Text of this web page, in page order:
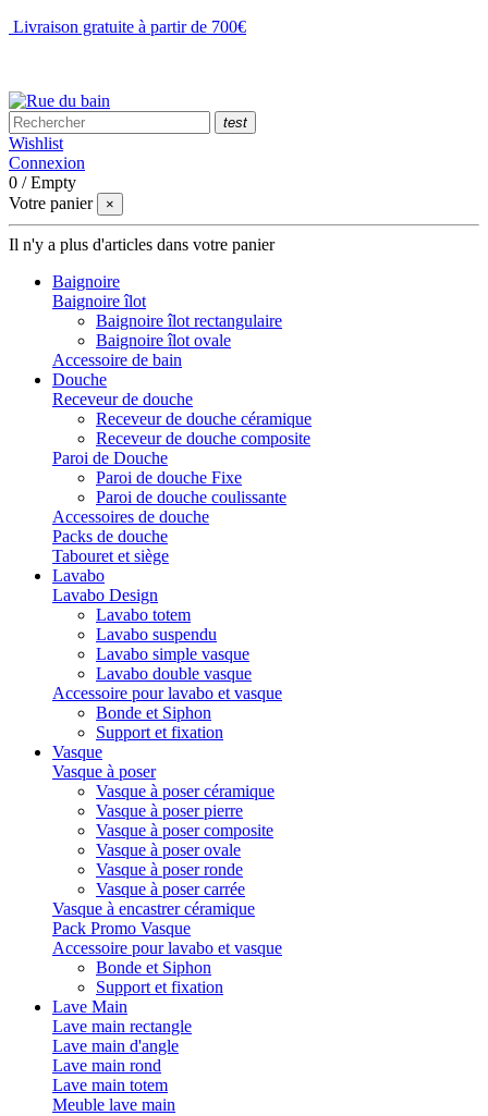
Livraison gratuite à partir de 700€
test
Wishlist
Connexion
0 /Empty
Votre panier
×
Il n'y a plus d'articles dans votre panier
Baignoire
Baignoire îlot
Baignoire îlot rectangulaire
Baignoire îlot ovale
Accessoire de bain
Douche
Receveur de douche
Receveur de douche céramique
Receveur de douche composite
Paroi de Douche
Paroi de douche Fixe
Paroi de douche coulissante
Accessoires de douche
Packs de douche
Tabouret et siège
Lavabo
Lavabo Design
Lavabo totem
Lavabo suspendu
Lavabo simple vasque
Lavabo double vasque
Accessoire pour lavabo et vasque
Bonde et Siphon
Support et fixation
Vasque
Vasque à poser
Vasque à poser céramique
Vasque à poser pierre
Vasque à poser composite
Vasque à poser ovale
Vasque à poser ronde
Vasque à poser carrée
Vasque à encastrer céramique
Pack Promo Vasque
Accessoire pour lavabo et vasque
Bonde et Siphon
Support et fixation
Lave Main
Lave main rectangle
Lave main d'angle
Lave main rond
Lave main totem
Meuble lave main